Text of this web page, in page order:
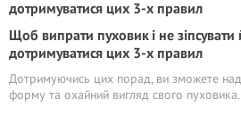
Щоб випрати пуховик і не зіпсувати
дотримуватися цих 3-х правил
Дотримуючись цих порад, ви зможете
форму та охайний вигляд свого пуховика.